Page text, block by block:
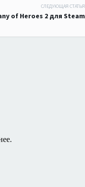
СЛЕДУЮЩАЯ СТАТЬЯ
of Heroes 2 для Steam